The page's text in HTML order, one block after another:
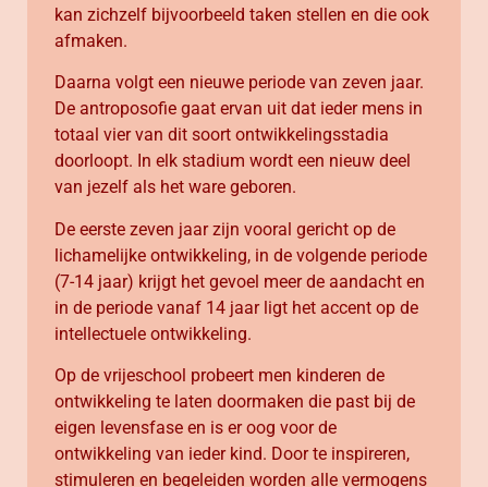
kan zichzelf bijvoorbeeld taken stellen en die ook
afmaken.
Daarna volgt een nieuwe periode van zeven jaar.
De antroposofie gaat ervan uit dat ieder mens in
totaal vier van dit soort ontwikkelingsstadia
doorloopt. In elk stadium wordt een nieuw deel
van jezelf als het ware geboren.
De eerste zeven jaar zijn vooral gericht op de
lichamelijke ontwikkeling, in de volgende periode
(7-14 jaar) krijgt het gevoel meer de aandacht en
in de periode vanaf 14 jaar ligt het accent op de
intellectuele ontwikkeling.
Op de vrijeschool probeert men kinderen de
ontwikkeling te laten doormaken die past bij de
eigen levensfase en is eroog voor de
ontwikkeling van ieder kind. Door te inspireren,
stimuleren en begeleiden worden alle vermogens